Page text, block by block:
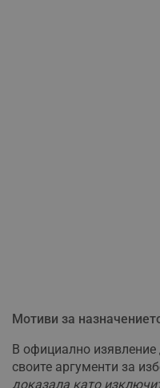
Мотиви за
В официално
своите аргументи за
доказала като